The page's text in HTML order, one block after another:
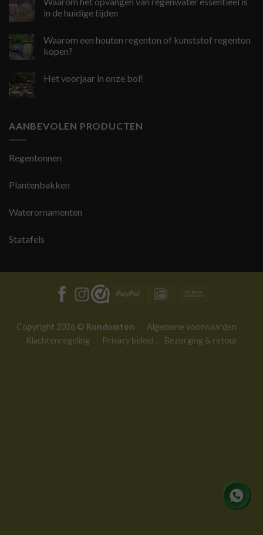
in de huidige tijden
Waarom een houten regenton of kunststof regenton
kopen?
Het voorjaar in onze bol!
AANBEVOLEN PRODUCTEN
Regentonnen
Plantenbakken
Waterornamenten
Statafels
PayPal IDeal
Copyright 2026 © Rondomton . Algemene voorwaarden .
Klachtenregeling . Privacy beleid . Bezorging & retour